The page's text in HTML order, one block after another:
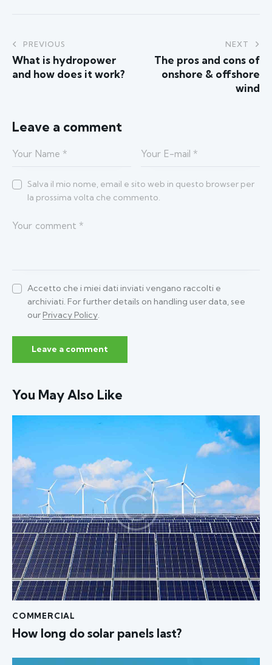
PREVIOUS
What is hydropower
and how does it work?
NEXT
The pros and cons of
onshore & offshore
wind
Leave a comment
Salva il mio nome, email e sito web in questo browser per
la prossima volta che commento.
Accetto che i miei dati inviati vengano raccolti e
archiviati. For further details on handling user data, see
our Privacy Policy.
You May Also Like
COMMERCIAL
How long do solar panels last?